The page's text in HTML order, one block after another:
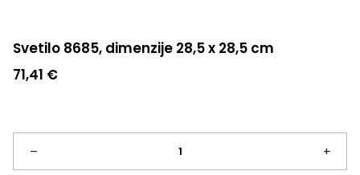
Svetilo 8685, dimenzije 28,5 x 28,5 cm
71,41 €
–
Svetilo +